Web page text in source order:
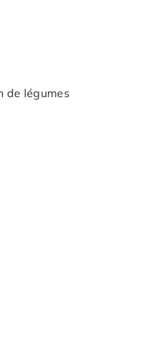
de légumes